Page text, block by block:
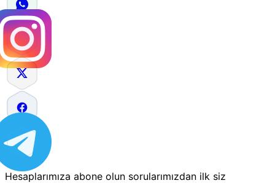
Hesaplarımıza abone olun sorularımızdan ilk siz